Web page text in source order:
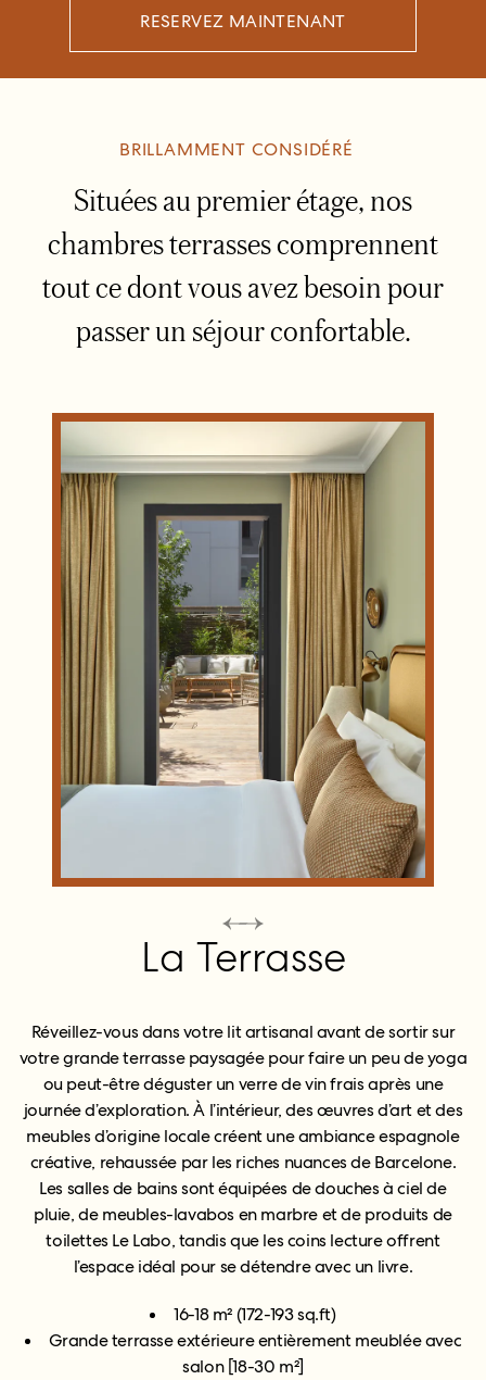
RESERVEZ MAINTENANT
BRILLAMMENT CONSIDÉRÉ
Situées au premier étage, nos
chambres terrasses comprennent
tout ce dont vous avez besoin pour
passer un séjour confortable.
La Terrasse
Réveillez-vous dans votre lit artisanal avant de sortir sur
votre grande terrasse paysagée pour faire un peu de yoga
ou peut-être déguster un verre de vin frais après une
journée d’exploration. À l’intérieur, des œuvres d’art et des
meubles d’origine locale créent une ambiance espagnole
créative, rehaussée par les riches nuances de Barcelone.
Les salles de bains sont équipées de douches à ciel de
pluie, de meubles-lavabos en marbre et de produits de
toilettes Le Labo, tandis que les coins lecture offrent
l’espace idéal pour se détendre avec un livre.
16-18 m² (172-193 sq.ft)
Grande terrasse extérieure entièrement meublée avec
salon [18-30 m²]